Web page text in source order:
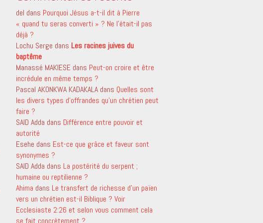
del dans Pourquoi Jésus a-t-il dit à Pierre
« quand tu seras converti » ? Ne l’était-il pas
déjà ?
Lochu Serge dans Les racines juives du
baptême
Manassé MAKIESEdans Peut-on croire et être
incrédule en même temps ?
Pascal AKONKWA KADAKALAdans Quelles sont
les divers types d’offrandes qu’un chrétien peut
faire ?
SAID Adda dans Différence entre pouvoir et
autorité
Esehe dans Est-ce que grâce et faveur sont
synonymes ?
SAID Adda dans La postérité du serpent ;
humaine ou reptilienne ?
Ahima dans Le transfert de richesse d’un païen
vers un chrétien est-il Biblique ? Voir
Ecclesiaste 2:26 et selon vous comment cela
se fait concrètement ?